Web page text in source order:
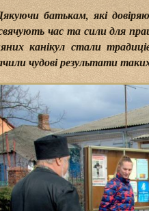
батькам, які
час та сили для
канікул стали
чудові результати